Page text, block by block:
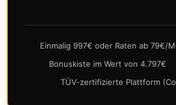
Einmalig 997€ oder Raten ab 79€/
Bonuskiste im Wert von 4.797€
TÜV-zertifizierte Plattform